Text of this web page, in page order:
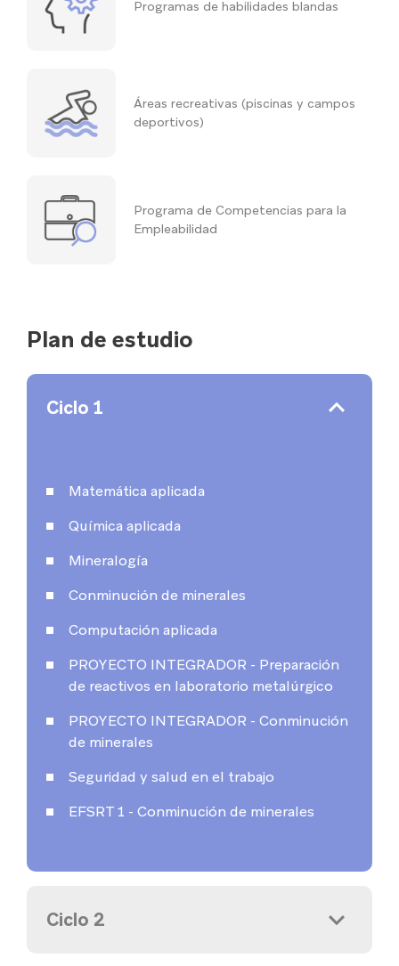
Programas de habilidades blandas
Áreas recreativas (piscinas y campos
deportivos)
Programa de Competencias para la
Empleabilidad
Plan de estudio
Ciclo 1
Matemática aplicada
Química aplicada
Mineralogía
Conminución de minerales
Computación aplicada
PROYECTO INTEGRADOR - Preparación
de reactivos en laboratorio metalúrgico
PROYECTO INTEGRADOR - Conminución
de minerales
Seguridad y salud en el trabajo
EFSRT 1 - Conminución de minerales
Ciclo 2